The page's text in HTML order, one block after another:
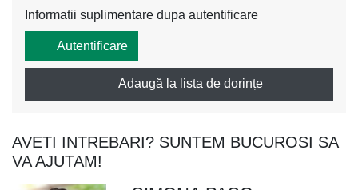
Informatii suplimentare dupa autentificare
Autentificare
Adaugă la lista de dorințe
AVETI INTREBARI? SUNTEM BUCUROSI SA
VA AJUTAM!